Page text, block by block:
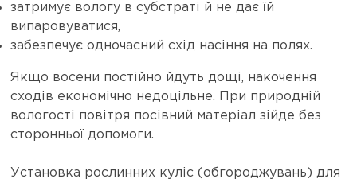
затримує вологу в субстраті й не дає їй
випаровуватися,
забезпечує одночасний схід насіння на полях.
Якщо восени постійно йдуть дощі, накочення
сходів економічно недоцільне. При природній
вологості повітря посівний матеріал зійде без
сторонньої допомоги.
Установка рослинних куліс (обгороджувань) для